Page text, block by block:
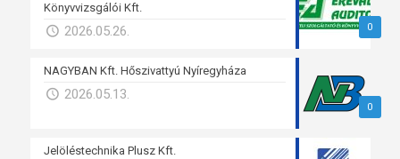
0
Könyvvizsgálói Kft.
2026.05.26.
0
NAGYBAN Kft. Hőszivattyú Nyíregyháza
2026.05.13.
Jelöléstechnika Plusz Kft.